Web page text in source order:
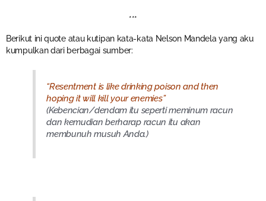
***
Berikut ini quote atau kutipan kata-kata Nelson Mandela yang aku
kumpulkan dari berbagai sumber:
“Resentment is like drinking poison and then
hoping it will kill your enemies”
(Kebencian/dendam itu seperti meminum racun
dan kemudian berharap racun itu akan
membunuh musuh Anda.)